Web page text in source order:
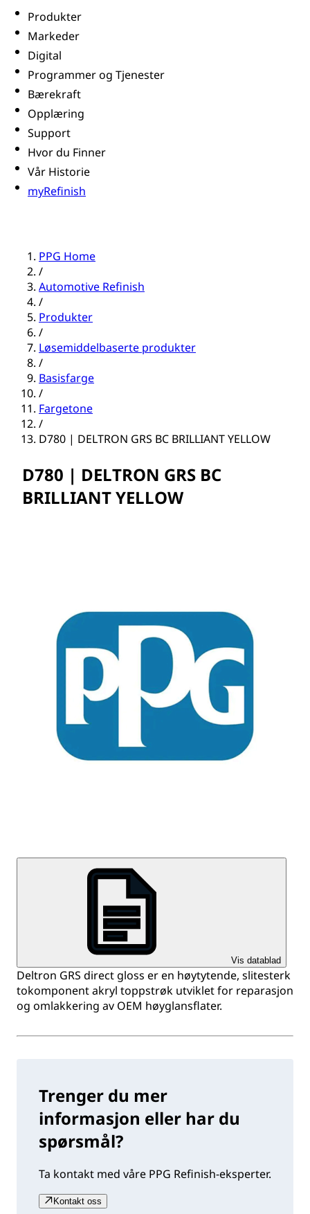
Produkter
Markeder
Digital
Programmer og Tjenester
Bærekraft
Opplæring
Support
Hvor du Finner
Vår Historie
myRefinish
PPG Home
/
Automotive Refinish
/
Produkter
/
Løsemiddelbaserte produkter
/
Basisfarge
/
Fargetone
/
D780 | DELTRON GRS BC BRILLIANT YELLOW
D780 | DELTRON GRS BC
BRILLIANT YELLOW
Vis datablad
Deltron GRS direct gloss er en høytytende, slitesterk
tokomponent akryl toppstrøk utviklet for reparasjon
og omlakkering av OEM høyglansflater.
Trenger du mer
informasjon eller har du
spørsmål?
Ta kontakt med våre PPG Refinish-eksperter.
Kontakt oss